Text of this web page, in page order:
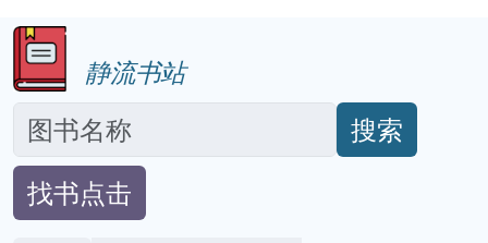
静流书站
搜索
找书点击